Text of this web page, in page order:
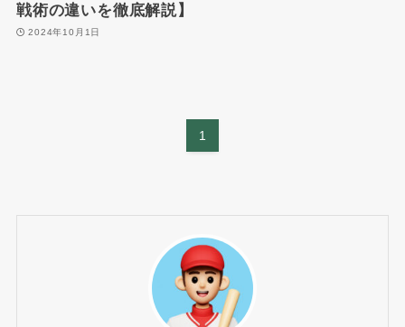
戦術の違いを徹底解説】
2024年10月1日
1